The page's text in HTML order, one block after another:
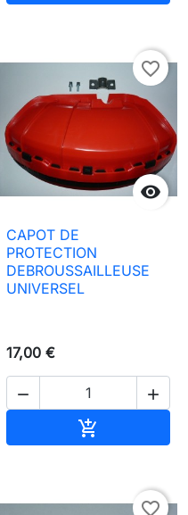

favorite_border
CAPOT DE
PROTECTION
DEBROUSSAILLEUSE
UNIVERSEL
17,00 €
 

favorite_border